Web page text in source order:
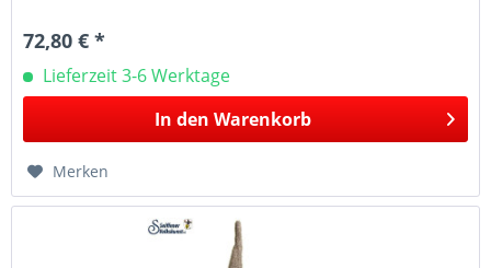
72,80 € *
Lieferzeit 3-6 Werktage
In den Warenkorb
Merken